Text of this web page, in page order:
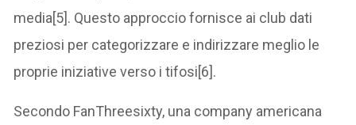
media[5]. Questo approccio fornisce ai club dati
preziosi per categorizzare e indirizzare meglio le
proprie iniziative verso i tifosi[6].
Secondo FanThreesixty, una company americana